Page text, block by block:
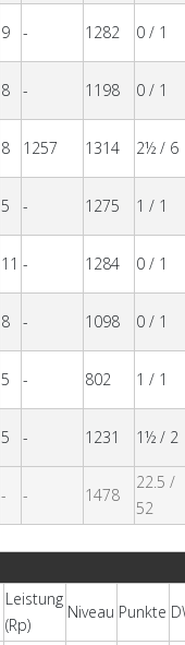
9 - 1282 0 / 1
8 - 1198 0 / 1
8 1257 1314 2½ / 6
5 - 1275 1 / 1
11 - 1284 0 / 1
8 - 1098 0 / 1
5 - 802 1 / 1
5 - 1231 1½ / 2
- - 1478
22.5 /
52
Leistung
(Rp)
Niveau Punkte